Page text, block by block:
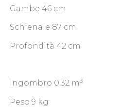
Gambe 46 cm
Schienale 87 cm
Profondità 42 cm
Ingombro 0,32 m3
Peso 9 kg